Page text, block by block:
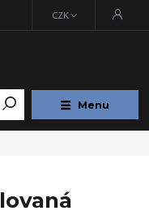
Menu
CZK